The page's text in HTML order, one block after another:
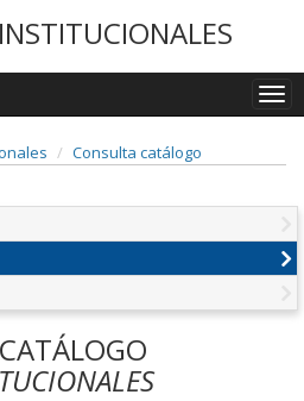
Consulta catálogo